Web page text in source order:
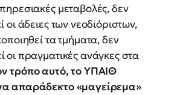
μεταβολές, δεν
οι άδειες των νεοδιόριστων,
τα τμήματα, δεν
οι πραγματικές ανάγκες στα
τρόπο αυτό, το ΥΠΑΙΘ
απαράδεκτο «μαγείρεμα»